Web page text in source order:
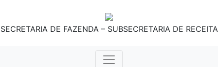
SECRETARIA DE FAZENDA – SUBSECRETARIA DE RECEITA